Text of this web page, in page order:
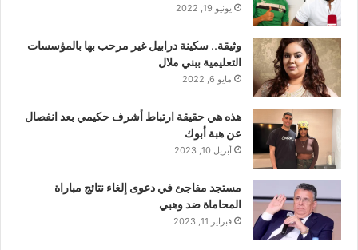
يونيو 19, 2022
وثيقة.. سكينة درابيل غير مرحب بها بالمؤسسات
التعليمية ببني ملال
مايو 6, 2022
هذه هي حقيقة ارتباط أشرف حكيمي بعد انفصال
عن هبة أبوك
أبريل 10, 2023
مستجد مفاجئ في دعوى إلغاء نتائج مباراة
المحاماة ضد وهبي
فبراير 11, 2023